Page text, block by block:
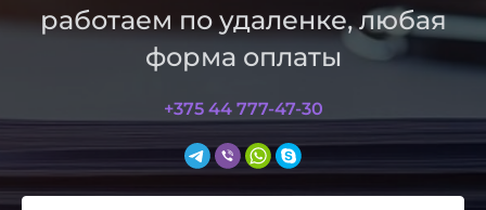
работаем по удаленке, любая
форма оплаты
+375 44 777-47-30